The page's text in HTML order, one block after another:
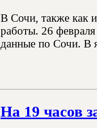
В Сочи, также как
работы. 26
данные по Сочи. В
На 19 часов